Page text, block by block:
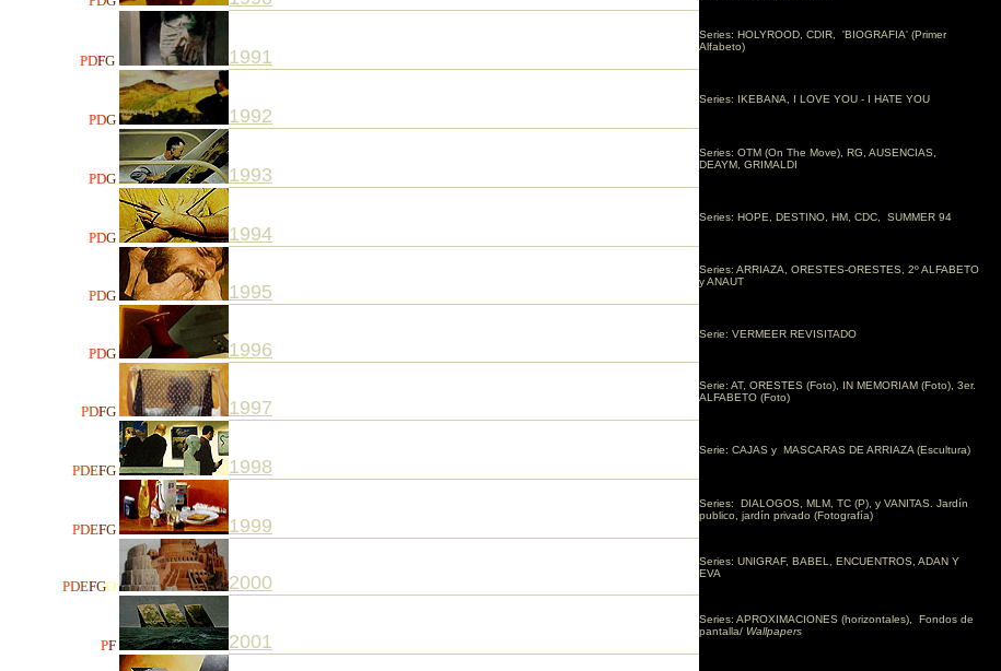
PDFG 1991
Series: HOLYROOD, CDIR, 'BIOGRAFIA' (Primer
Alfabeto)
PDG 1992
Series: IKEBANA, I LOVE YOU - I HATE YOU
PDG 1993
Series: OTM (On The Move), RG, AUSENCIAS,
DEAYM, GRIMALDI
PDG 1994
Series: HOPE, DESTINO, HM, CDC, SUMMER 94
PDG 1995
Series: ARRIAZA, ORESTES-ORESTES, 2º ALFABETO
y ANAUT
PDG 1996
Serie: VERMEER REVISITADO
PDFG 1997
Serie: AT, ORESTES (Foto), IN MEMORIAM (Foto), 3er.
ALFABETO (Foto)
PDEFG 1998
Serie: CAJAS y MASCARAS DE ARRIAZA (Escultura)
PDEFG 1999
Series: DIALOGOS, MLM, TC (P), y VANITAS. Jardín
publico, jardín privado (Fotografía)
PDEFGO 2000
Series: UNIGRAF, BABEL, ENCUENTROS, ADAN Y
EVA
PF 2001
Series: APROXIMACIONES (horizontales), Fondos de
pantalla/ Wallpapers